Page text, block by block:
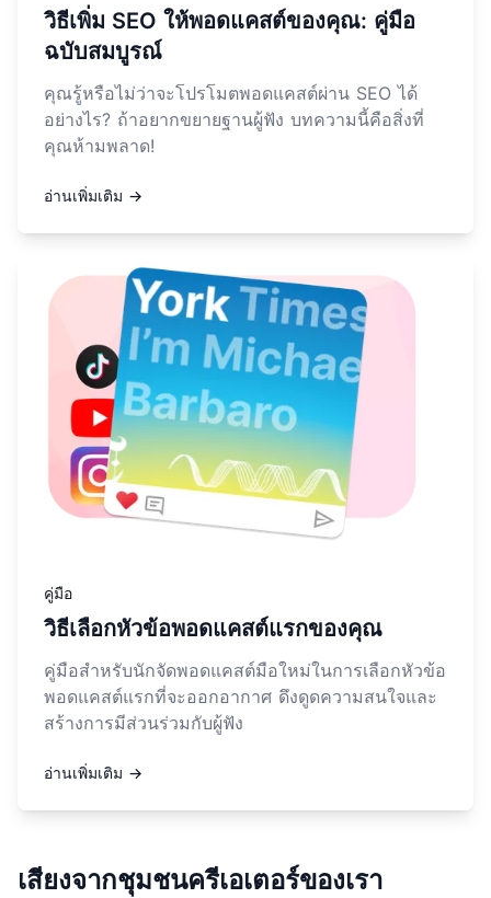
วิธีเพิ่ม SEO ให้พอดแคสต์ของคุณ: คู่มือ
ฉบับสมบูรณ์
คุณรู้หรือไม่ว่าจะโปรโมตพอดแคสต์ผ่าน SEO ได้
อย่างไร? ถ้าอยากขยายฐานผู้ฟัง บทความนี้คือสิ่งที่
คุณห้ามพลาด!
อ่านเพิ่มเติม →
คู่มือ
วิธีเลือกหัวข้อพอดแคสต์แรกของคุณ
คู่มือสำหรับนักจัดพอดแคสต์มือใหม่ในการเลือกหัวข้อ
พอดแคสต์แรกที่จะออกอากาศ ดึงดูดความสนใจและ
สร้างการมีส่วนร่วมกับผู้ฟัง
อ่านเพิ่มเติม →
อ่านเพิ่มเติมเกี่ยวกับ วิธีเลือกหัวข้อพอดแคสต์แรกของคุณ
เสียงจากชุมชนครีเอเตอร์ของเรา